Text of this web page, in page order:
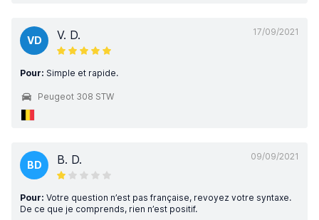
17/09/2021
VD V. D.
Pour: Simple et rapide.
Peugeot 308 STW
09/09/2021
BD B. D.
Pour: Votre question n’est pas française, revoyez votre syntaxe.
De ce que je comprends, rien n’est positif.